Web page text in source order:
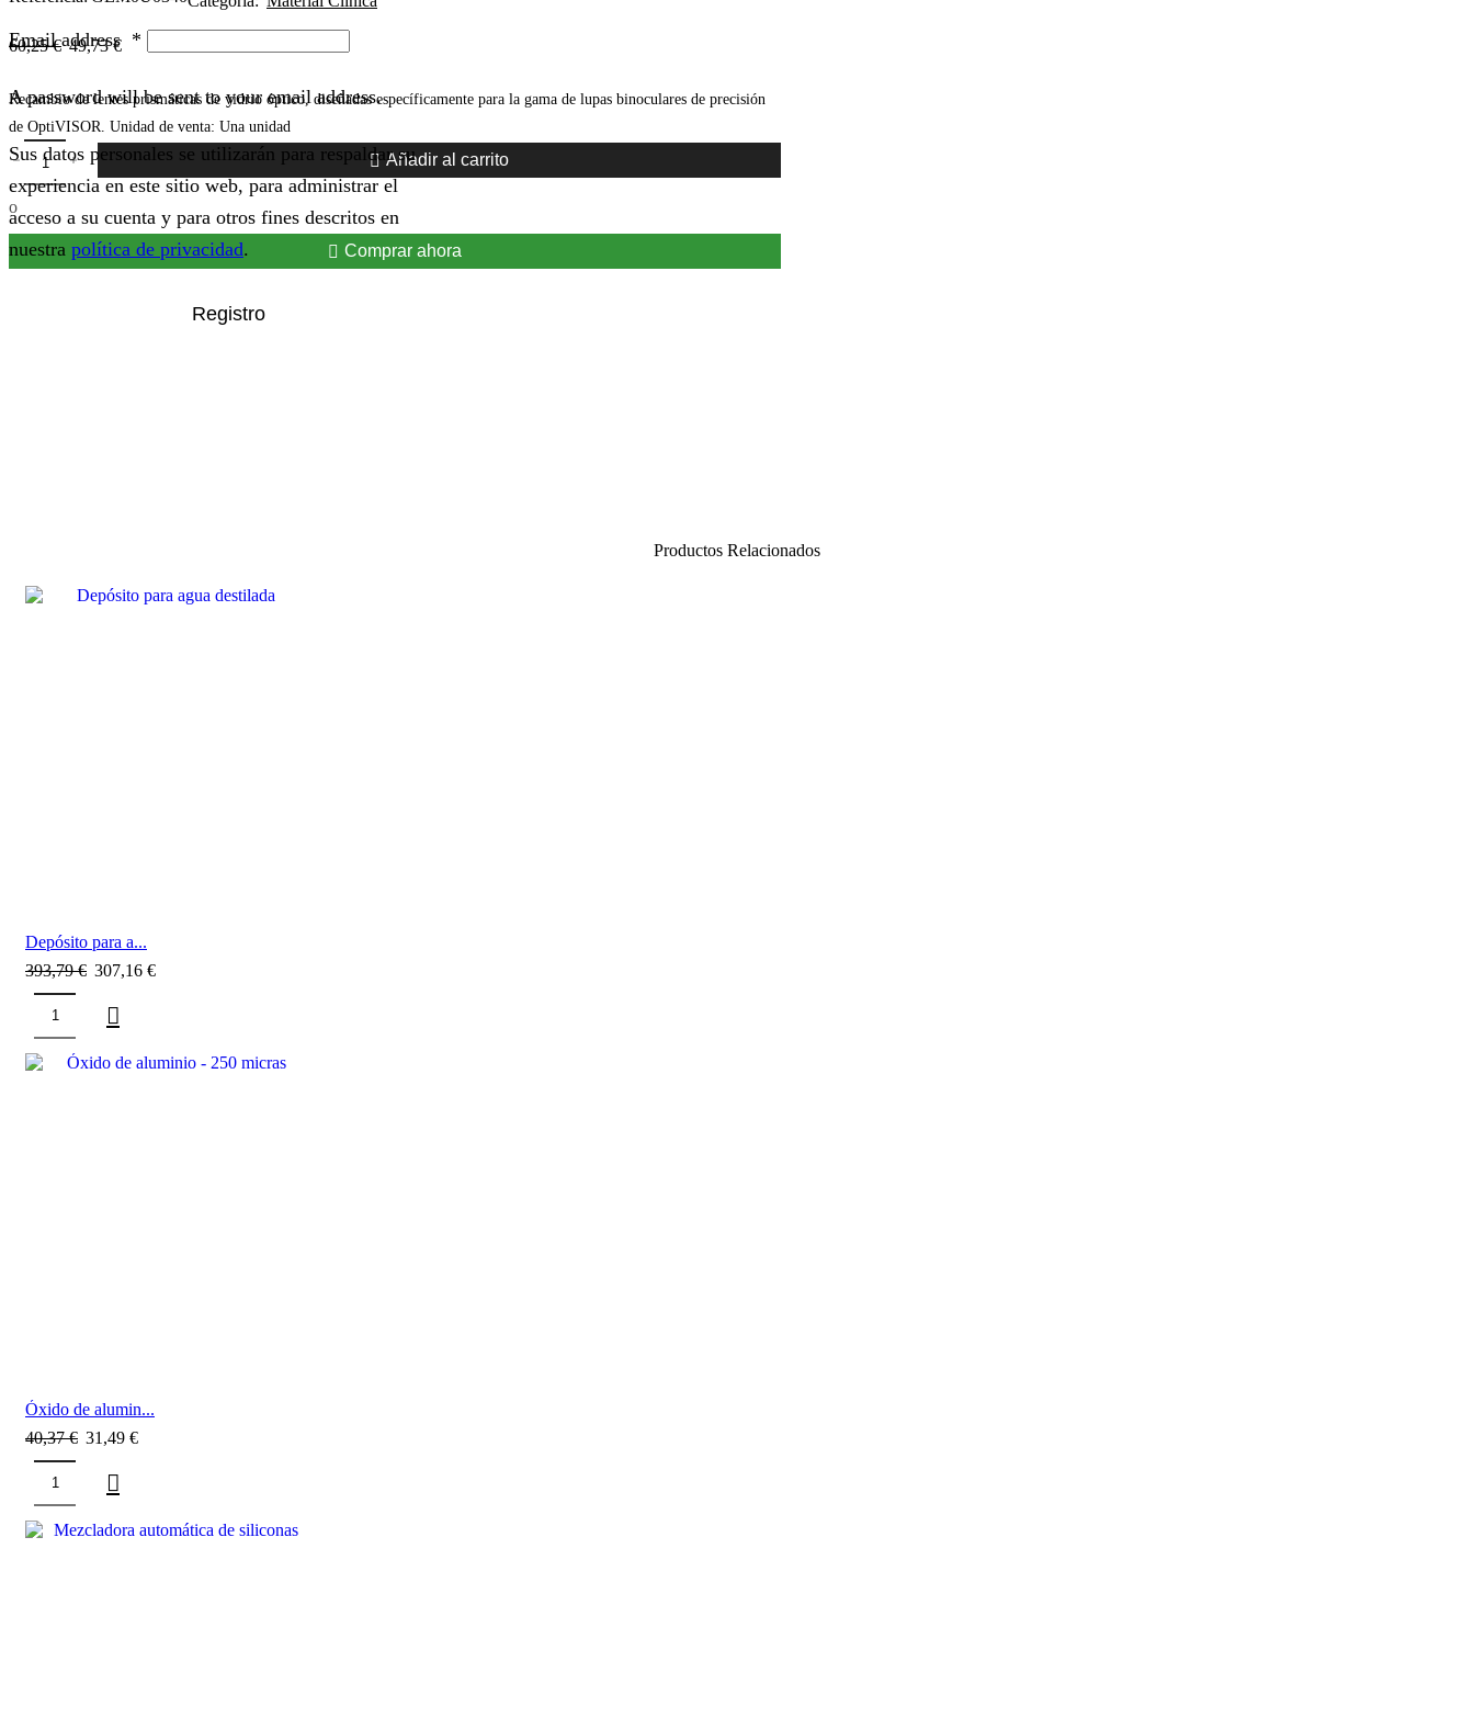
Email address *
A password will be sent to your email address.
Sus datos personales se utilizarán para respaldar su
experiencia en este sitio web, para administrar el
acceso a su cuenta y para otros fines descritos en
nuestra política de privacidad.
Registro
60,25€ 49,73€
Recambio de lentes prismáticas de vidrio óptico, diseñadas específicamente para la gama de lupas binoculares de precisión
de OptiVISOR. Unidad de venta: Una unidad
Añadir al carrito
o
Comprar ahora
Productos Relacionados
Depósito para a...
393,79€ 307,16 €
Óxido de alumin...
40,37€ 31,49 €